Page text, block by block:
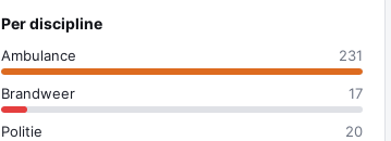
Per discipline
Ambulance 231
Brandweer 17
Politie 20